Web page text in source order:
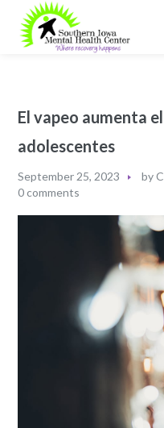
El vapeo aumenta
adolescentes
September 25, 2023 by
0 comments